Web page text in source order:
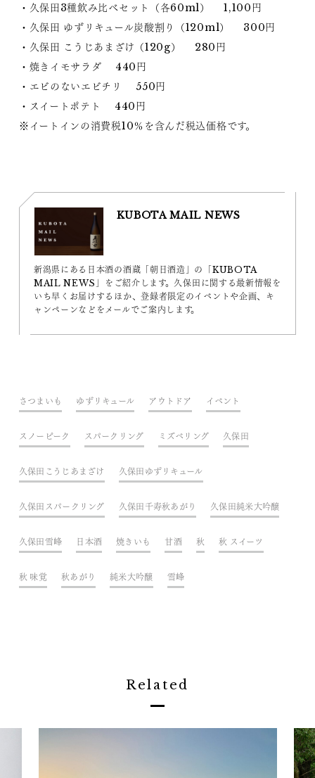
・久保田3種飲み比べセット（各60ml） 1,100円
・久保田 ゆずリキュール炭酸割り（120ml） 300円
・久保田 こうじあまざけ（120g） 280円
・焼きイモサラダ 440円
・エビのないエビチリ 550円
・スイートポテト 440円
※イートインの消費税10％を含んだ税込価格です。
KUBOTA MAIL NEWS
新潟県にある日本酒の酒蔵「朝日酒造」の「KUBOTA
MAIL NEWS」をご紹介します。久保田に関する最新情報を
いち早くお届けするほか、登録者限定のイベントや企画、キ
ャンペーンなどをメールでご案内します。
さつまいも ゆずリキュール アウトドア イベント
スノーピーク スパークリング ミズベリング 久保田
久保田こうじあまざけ 久保田ゆずリキュール
久保田スパークリング 久保田千寿秋あがり 久保田純米大吟醸
久保田雪峰 日本酒 焼きいも 甘酒 秋 秋 スイーツ
秋 味覚 秋あがり 純米大吟醸 雪峰
Related